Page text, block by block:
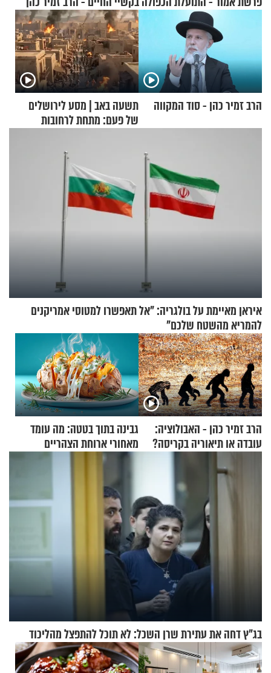
הרב זמיר כהן - סוד המקווה
תשעה באב | מסע לירושלים
של פעם: מתחת לרחובות
איראן מאיימת על בולגריה: "אל תאפשרו למטוסי אמריקנים
להמריא מהשטח שלכם"
הרב זמיר כהן - האבולוציה:
עובדה או תיאוריה בקריסה?
גבינה בתוך בטטה: מה עומד
מאחורי ארוחת הצהריים
שכבשה את הרשת?
בג"ץ דחה את עתירת שרן השכל: לא תוכל להתפצל מהליכוד